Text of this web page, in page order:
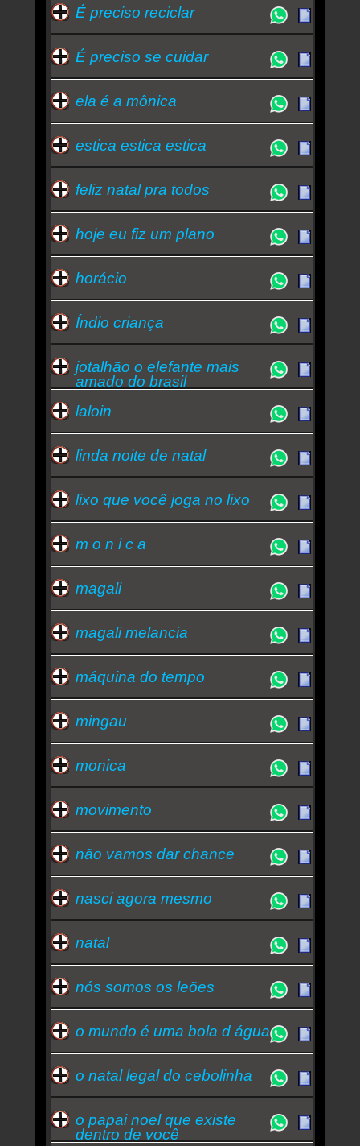
É preciso reciclar
É preciso se cuidar
ela é a mônica
estica estica estica
feliz natal pra todos
hoje eu fiz um plano
horácio
Índio criança
jotalhão o elefante mais
amado do brasil
laloin
linda noite de natal
lixo que você joga no lixo
m o n i c a
magali
magali melancia
máquina do tempo
mingau
monica
movimento
não vamos dar chance
nasci agora mesmo
natal
nós somos os leões
o mundo é uma bola d água
o natal legal do cebolinha
o papai noel que existe
dentro de você